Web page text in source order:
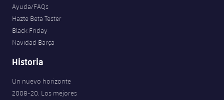
Ayuda/FAQs
Hazte Beta Tester
Black Friday
Navidad Barça
Historia
Un nuevo horizonte
2008-20. Los mejores